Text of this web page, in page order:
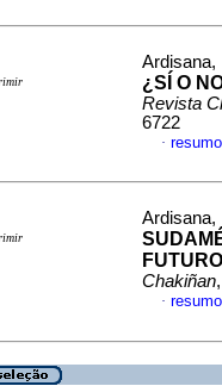
Ardisana,
¿SÍ O
Revista
6722
·
Ardisana,
Chakiñan
·